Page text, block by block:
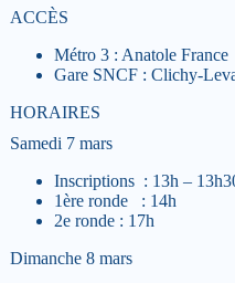
ACCÈS
Métro 3 : Anatole
Gare SNCF : Clichy-
HORAIRES
Samedi 7 mars
Inscriptions : 13h –
1ère ronde : 14h
2e ronde : 17h
Dimanche 8 mars